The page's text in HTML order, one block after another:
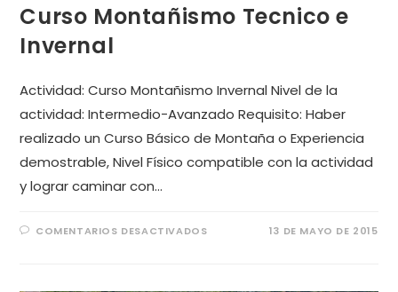
Curso Montañismo Tecnico e
Invernal
Actividad: Curso Montañismo Invernal Nivel de la
actividad: Intermedio-Avanzado Requisito: Haber
realizado un Curso Básico de Montaña o Experiencia
demostrable, Nivel Físico compatible con la actividad
y lograr caminar con…
COMENTARIOS DESACTIVADOS 13 DE MAYO DE 2015